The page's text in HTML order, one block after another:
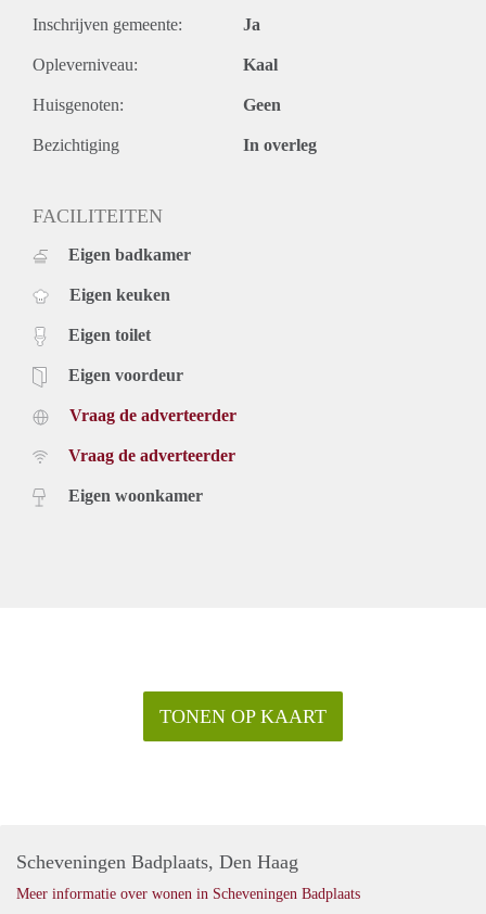
Inschrijven gemeente: Ja
Opleverniveau: Kaal
Huisgenoten: Geen
Bezichtiging In overleg
FACILITEITEN
Eigen badkamer
Eigen keuken
Eigen toilet
Eigen voordeur
Vraag de adverteerder
Vraag de adverteerder
Eigen woonkamer
TONEN OP KAART
Scheveningen Badplaats, Den Haag
Meer informatie over wonen in Scheveningen Badplaats